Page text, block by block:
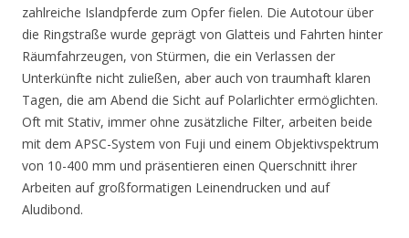
zahlreiche Islandpferde zum Opfer fielen. Die Autotour über
die Ringstraße wurde geprägt von Glatteis und Fahrten hinter
Räumfahrzeugen, von Stürmen, die ein Verlassen der
Unterkünfte nicht zuließen, aber auch von traumhaft klaren
Tagen, die am Abend die Sicht auf Polarlichter ermöglichten.
Oft mit Stativ, immer ohne zusätzliche Filter, arbeiten beide
mit dem APSC-System von Fuji und einem Objektivspektrum
von 10-400 mm und präsentieren einen Querschnitt ihrer
Arbeiten auf großformatigen Leinendrucken und auf
Aludibond.